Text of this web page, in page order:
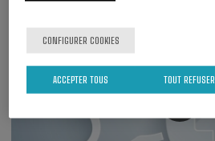
CONFIGURER COOKIES
TOUT REFUSER
ACCEPTER TOUS